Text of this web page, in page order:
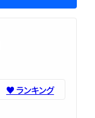
♥️ ランキング